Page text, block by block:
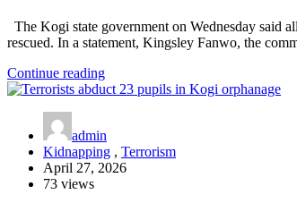
The Kogi state government on Wednesday said
rescued. In a statement, Kingsley Fanwo, the
Continue reading
admin
Kidnapping , Terrorism
April 27, 2026
73 views